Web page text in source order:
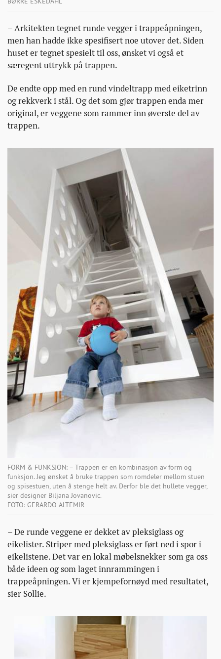
– Arkitekten tegnet runde vegger i trappeåpningen,
men han hadde ikke spesifisert noe utover det. Siden
huset er tegnet spesielt til oss, ønsket vi også et
særegent uttrykk på trappen.
De endte opp med en rund vindeltrapp med eiketrinn
og rekkverk i stål. Og det som gjør trappen enda mer
original, er veggene som rammer inn øverste del av
trappen.
FORM & FUNKSJON: – Trappen er en kombinasjon av form og
funksjon. Jeg ønsket å bruke trappen som romdeler mellom stuen
og spisestuen, uten å stenge helt av. Derfor ble det hullete vegger,
sier designer Biljana Jovanovic.
FOTO: GERARDO ALTEMIR
– De runde veggene er dekket av pleksiglass og
eikelister. Striper med pleksiglass er ført ned i spor i
eikelistene. Det var en lokal møbelsnekker som ga oss
både ideen og som laget innrammingen i
trappeåpningen. Vi er kjempefornøyd med resultatet,
sier Sollie.